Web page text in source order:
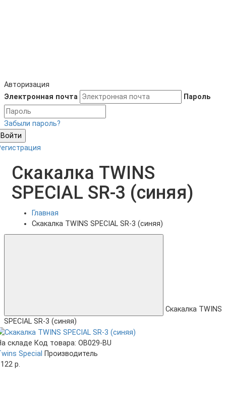
Авторизация
Электронная почта
Пароль
Забыли пароль?
Войти
Скакалка TWINS
SPECIAL SR-3 (синяя)
Главная
Скакалка TWINS SPECIAL SR-3 (синяя)
Скакалка TWINS
SPECIAL SR-3 (синяя)
складе Код товара: OB029-BU
Special Производитель
р.